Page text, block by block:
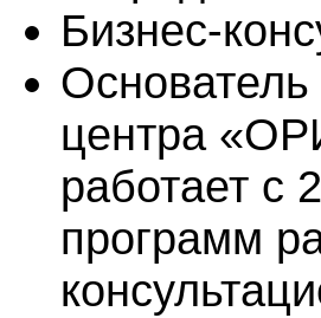
Бизнес-
Основатель
центра
работает с
программ